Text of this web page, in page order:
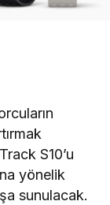
S10’u
yönelik
sunulacak.